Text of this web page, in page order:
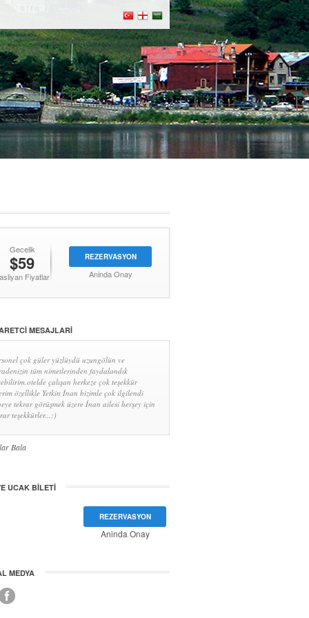
Gecelik
$59
Fiyatlar
REZERVASYON
Aninda Onay
MESAJLARI
çok güler yüzlüydü uzungölün ve
tüm nimetlerinden faydalandık
çalışan herkeze çok teşekkür
özellikle Yetkin İnan bizimle çok ilgilendi
tekrar görüşmek üzere İnan ailesi herşey için
teşekkürler...:)
Bala
UCAK BILETI
REZERVASYON
Aninda Onay
MEDYA